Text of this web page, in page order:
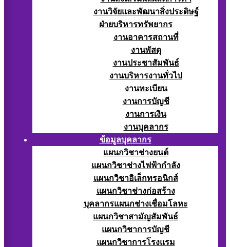
งานวิจัยและพัฒนาสิ่งประดิษฐ์
ฝ่ายบริหารทรัพยากร
งานอาคารสถานที่
งานพัสดุ
งานประชาสัมพันธ์
งานบริหารงานทั่วไป
งานทะเบียน
งานการบัญชี
งานการเงิน
งานบุคลากร
ข้อมูลบุคลากร
แผนกวิชาช่างยนต์
แผนกวิชาช่างไฟฟ้ากำลัง
แผนกวิชาอิเล็กทรอนิกส์
แผนกวิชาช่างก่อสร้าง
บุคลากรแผนกช่างเชื่อมโลหะ
แผนกวิชาสามัญสัมพันธ์
แผนกวิชาการบัญชี
แผนกวิชาการโรงแรม